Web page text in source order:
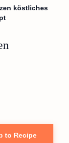
köstliches
to Recipe